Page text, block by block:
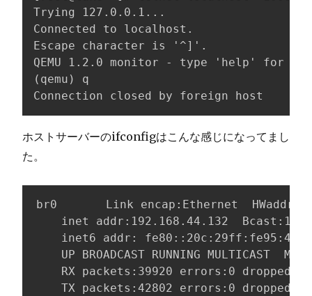
Trying 127.0.0.1...
Connected to localhost.
Escape character is '^]'.
QEMU 1.2.0 monitor - type 'help' for
(qemu) q
Connection closed by foreign host
ホストサーバーのifconfigはこんな感じになってまし
た。
br0       Link encap:Ethernet  HWaddr
inet addr:192.168.44.132
inet6 addr:
UP BROADCAST RUNNING MULTICAST
RX packets:39920 errors:0 dropped:0
TX packets:42802 errors:0 dropped:0